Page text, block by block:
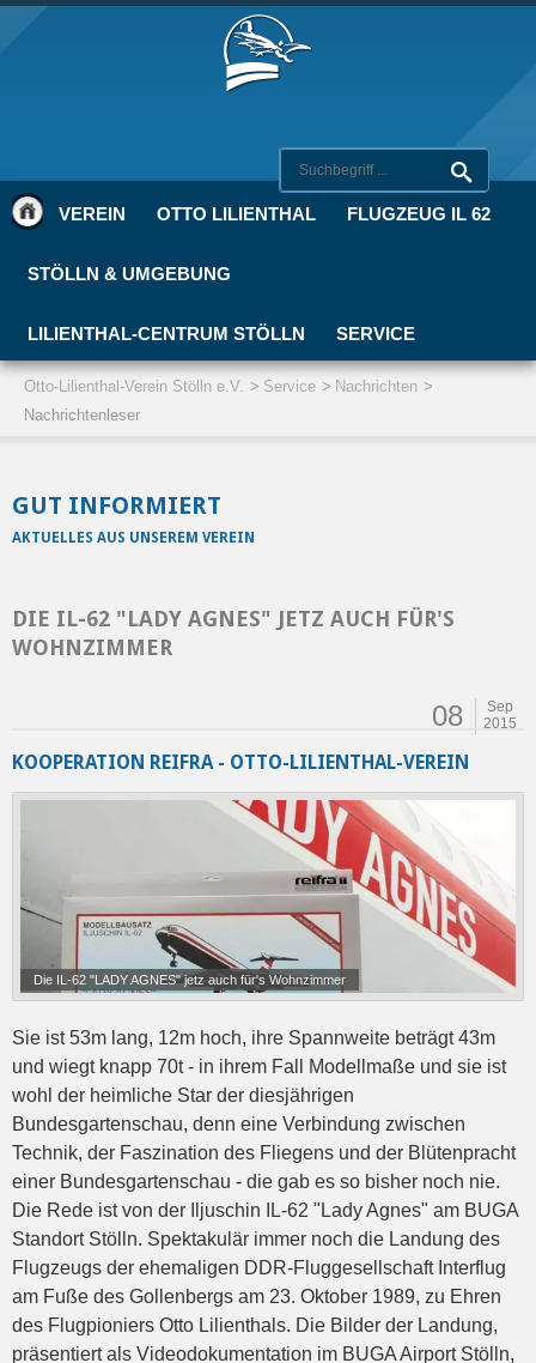
VEREIN OTTO LILIENTHAL FLUGZEUG IL 62
STÖLLN & UMGEBUNG
LILIENTHAL-CENTRUM STÖLLN SERVICE
Otto-Lilienthal-Verein Stölln e.V. Service
Nachrichten
Nachrichtenleser
GUT INFORMIERT
AKTUELLES AUS UNSEREM VEREIN
DIE IL-62 "LADY AGNES" JETZ AUCH FÜR'S
WOHNZIMMER
08
Sep
2015
KOOPERATION REIFRA - OTTO-LILIENTHAL-VEREIN
Die IL-62 "LADY AGNES" jetz auch für's Wohnzimmer
Sie ist 53m lang, 12m hoch, ihre Spannweite beträgt 43m
und wiegt knapp 70t - in ihrem Fall Modellmaße und sie ist
wohl der heimliche Star der diesjährigen
Bundesgartenschau, denn eine Verbindung zwischen
Technik, der Faszination des Fliegens und der Blütenpracht
einer Bundesgartenschau - die gab es so bisher noch nie.
Die Rede ist von der Iljuschin IL-62 "Lady Agnes" am BUGA
Standort Stölln. Spektakulär immer noch die Landung des
Flugzeugs der ehemaligen DDR-Fluggesellschaft Interflug
am Fuße des Gollenbergs am 23. Oktober 1989, zu Ehren
des Flugpioniers Otto Lilienthals. Die Bilder der Landung,
präsentiert als Videodokumentation im BUGA Airport Stölln,